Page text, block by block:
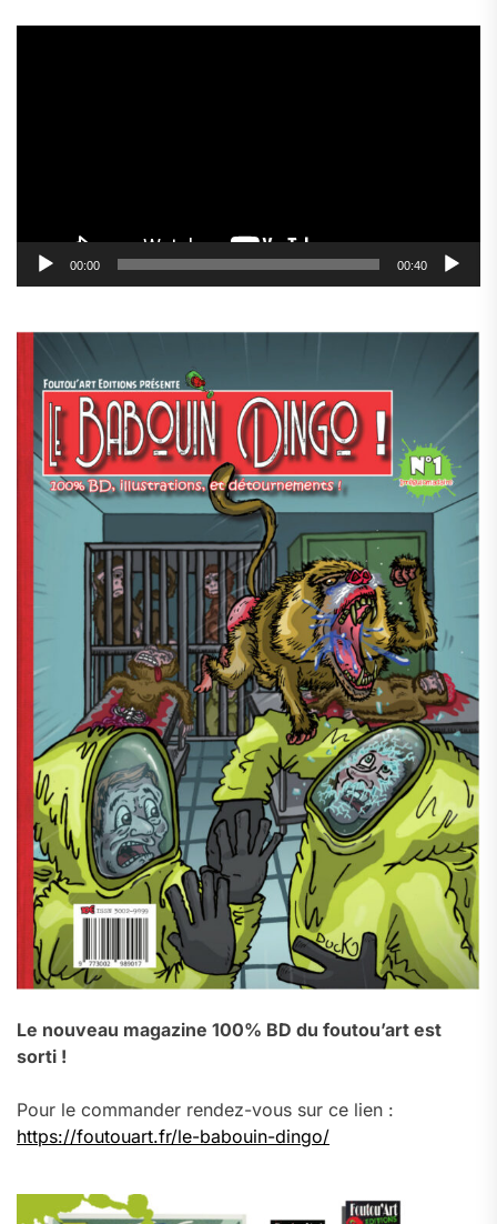
00:00 00:40
Le nouveau magazine 100% BD du foutou’art est
sorti !
Pour le commander rendez-vous sur ce lien :
https://foutouart.fr/le-babouin-dingo/